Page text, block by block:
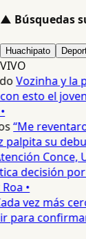
▲ Búsquedas
Huachipato
VIVO
Vozinha y la
esto el
“Me
palpita su
Conce,
decisión por
•
vez más
para